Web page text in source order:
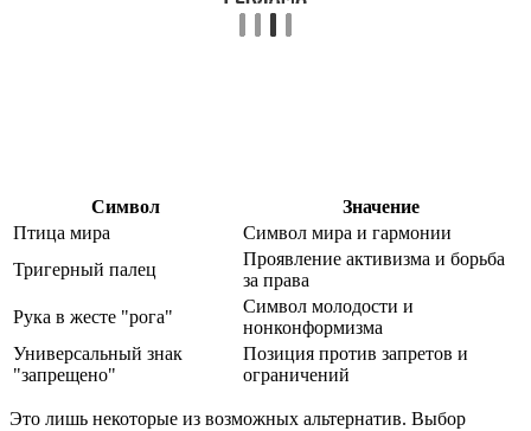
Символ
Значение
Птица мира
Символ мира и гармонии
Тригерный палец
Проявление активизма и борьба
за права
Рука в жесте "рога"
Символ молодости и
нонконформизма
Универсальный знак
"запрещено"
Позиция против запретов и
ограничений
Это лишь некоторые из возможных альтернатив. Выбор